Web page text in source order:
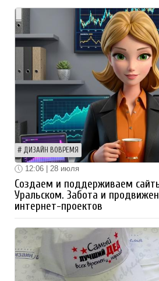
ДИЗАЙН ВОВРЕМЯ
12:06 | 28 июля
Создаем и поддерживаем
Уральском. Забота и
интернет-проектов